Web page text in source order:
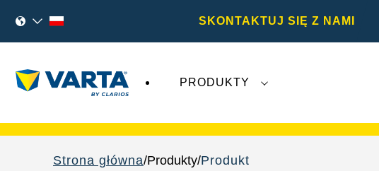
SKONTAKTUJ SIĘ Z NAMI
PRODUKTY
Strona główna Produkty Produkt